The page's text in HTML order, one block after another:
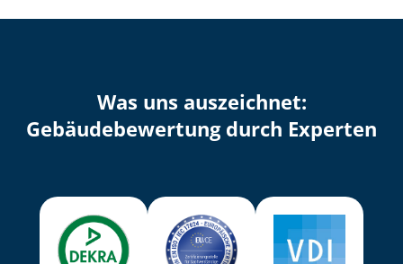
Was uns auszeichnet:
Ge­bäu­de­be­wer­tung durch Experten